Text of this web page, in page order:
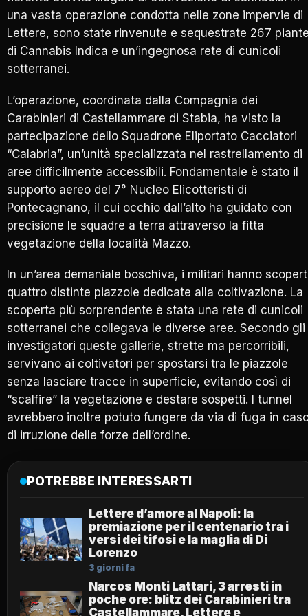
una vasta operazione condotta nelle zone impervie di
Lettere, sono state rinvenute e sequestrate 267
di Cannabis Indica e un’ingegnosa rete di cunicoli
sotterranei.
L’operazione, coordinata dalla Compagnia dei
Carabinieri di Castellammare di Stabia, ha visto la
partecipazione dello Squadrone Eliportato Cacciatori
“Calabria”, un’unità specializzata nel rastrellamento di
aree difficilmente accessibili. Fondamentale è stato il
supporto aereo del 7° Nucleo Elicotteristi di
Pontecagnano, il cui occhio dall’alto ha guidato con
precisione le squadre a terra attraverso la fitta
vegetazione della località Mazzo.
In un’area demaniale boschiva, i militari hanno
quattro distinte piazzole dedicate alla coltivazione. La
scoperta più sorprendente è stata una rete di cunicoli
sotterranei che collegava le diverse aree. Secondo gli
investigatori queste gallerie, strette ma percorribili,
servivano ai coltivatori per spostarsi tra le piazzole
senza lasciare tracce in superficie, evitando così di
“scalfire” la vegetazione e destare sospetti. I tunnel
avrebbero inoltre potuto fungere da via di fuga in
di irruzione delle forze dell’ordine.
POTREBBE INTERESSARTI
Lettere d’amore al Napoli: la
premiazione per il centenario tra i
versi dei tifosi e la maglia di Di
Lorenzo
3 giorni fa
Narcos Monti Lattari, 3 arresti in
poche ore: blitz dei Carabinieri tra
Castellammare, Lettere e